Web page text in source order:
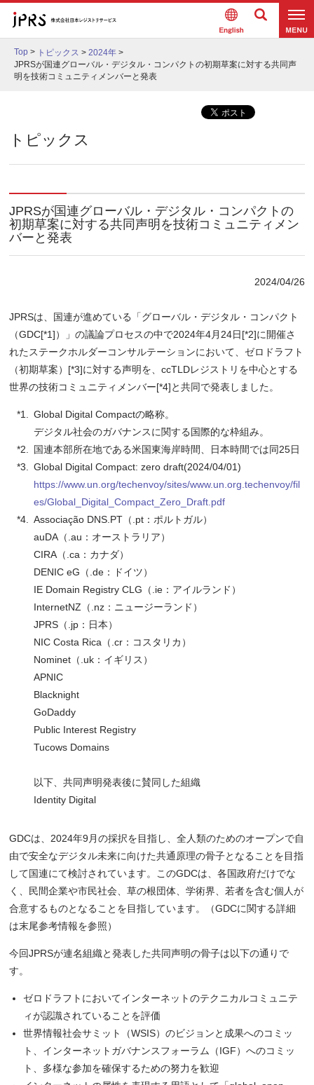
Englis 検索
Top > トピックス > 2024年 >
JPRSが国連グローバル・デジタル・コンパクトの初期草案に対する共同声
明を技術コミュニティメンバーと発表
トピックス
JPRSが国連グローバル・デジタル・コンパクトの
初期草案に対する共同声明を技術コミュニティメン
バーと発表
2024/04/26
JPRSは、国連が進めている「グローバル・デジタル・コンパクト
（GDC[*1]）」の議論プロセスの中で2024年4月24日[*2]に開催さ
れたステークホルダーコンサルテーションにおいて、ゼロドラフト
（初期草案）[*3]に対する声明を、ccTLDレジストリを中心とする
世界の技術コミュニティメンバー[*4]と共同で発表しました。
Global Digital Compactの略称。
デジタル社会のガバナンスに関する国際的な枠組み。
国連本部所在地である米国東海岸時間、日本時間では同25日
Global Digital Compact: zero draft(2024/04/01)
https://www.un.org/techenvoy/sites/www.un.org.techenvoy/fil
es/Global_Digital_Compact_Zero_Draft.pdf
Associação DNS.PT（.pt：ポルトガル）
auDA（.au：オーストラリア）
CIRA（.ca：カナダ）
DENIC eG（.de：ドイツ）
IE Domain Registry CLG（.ie：アイルランド）
InternetNZ（.nz：ニュージーランド）
JPRS（.jp：日本）
NIC Costa Rica（.cr：コスタリカ）
Nominet（.uk：イギリス）
APNIC
Blacknight
GoDaddy
Public Interest Registry
Tucows Domains
以下、共同声明発表後に賛同した組織
Identity Digital
GDCは、2024年9月の採択を目指し、全人類のためのオープンで自
由で安全なデジタル未来に向けた共通原理の骨子となることを目指
して国連にて検討されています。このGDCは、各国政府だけでな
く、民間企業や市民社会、草の根団体、学術界、若者を含む個人が
合意するものとなることを目指しています。（GDCに関する詳細
は末尾参考情報を参照）
今回JPRSが連名組織と発表した共同声明の骨子は以下の通りで
す。
ゼロドラフトにおいてインターネットのテクニカルコミュニテ
ィが認識されていることを評価
世界情報社会サミット（WSIS）のビジョンと成果へのコミッ
ト、インターネットガバナンスフォーラム（IGF）へのコミッ
ト、多様な参加を確保するための努力を歓迎